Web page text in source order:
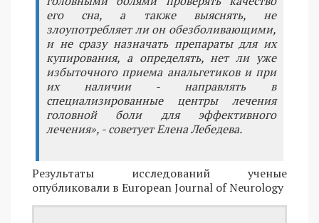
его сна, а также выяснять, не
злоупотребляет ли он обезболивающими,
и не сразу назначать препараты для их
купирования, а определять, нет ли уже
избыточного приема анальгетиков и при
их наличии - направлять в
специализированные центры лечения
головной боли для эффективного
лечения», - советует Елена Лебедева.
Результаты исследований ученые
опубликовали в European Journal of Neurology